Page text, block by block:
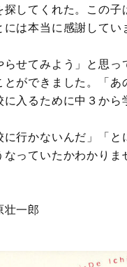
探してくれた。この
は本当に感謝してい
せてみよう」と思
ができました。「
入るために中３から
に行かないんだ」「
っていたかわかりま
壮一郎